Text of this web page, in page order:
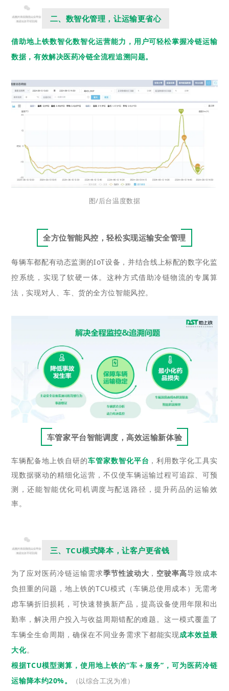
二、数智化管理，让运输更省心
借助地上铁数智化数智化运营能力，用户可轻松掌握冷链运输
数据，有效解决医药冷链全流程追溯问题。
图/后台温度数据
全方位智能风控，轻松实现运输安全管理
每辆车都配有动态监测的IoT设备，并结合线上标配的数字化监
控系统，实现了软硬一体。这种方式借助冷链物流的专属算
法，实现对人、车、货的全方位智能风控。
车管家平台智能调度，高效运输新体验
车辆配备地上铁自研的车管家数智化平台 ，利用数字化工具实
现数据驱动的精细化运营，不仅使车辆运输过程可追踪、可预
测，还能智能优化司机调度与配送路径，提升药品的运输效
率。
三、TCU模式降本，让客户更省钱
为了应对医药冷链运输需求季节性波动大 ， 空驶率高导致成本
负担重的问题，地上铁的TCU模式（车辆总使用成本）无需考
虑车辆折旧损耗，可快速替换新产品，提高设备使用年限和出
勤率，解决用户投入与收益周期错配的难题。这一模式覆盖了
车辆全生命周期，确保在不同业务需求下都能实现成本效益最
大化。
根据TCU模型测算，使用地上铁的“车＋服务”，可为医药冷链
运输降本约20%。
（以综合工况为准）